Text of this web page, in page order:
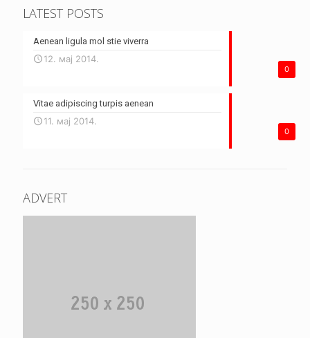
LATEST POSTS
0
Aenean ligula mol stie viverra
12. мај 2014.
0
Vitae adipiscing turpis aenean
11. мај 2014.
ADVERT